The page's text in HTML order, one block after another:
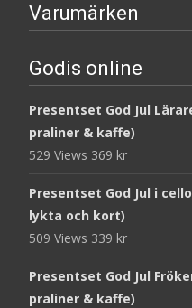
Varumärken
Godis online
Presentset God Jul
praliner & kaffe)
529 Views 369 kr
Presentset God Jul i
lykta och kort)
509 Views 339 kr
Presentset God Jul
praliner & kaffe)